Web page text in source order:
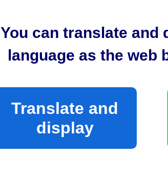
You can translate and
language as the web
Translate and
display